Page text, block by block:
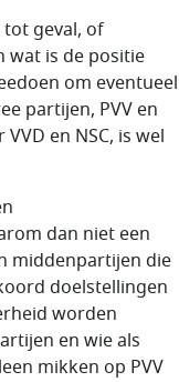
tot geval, of
wat is de positie
om eventueel
partijen, PVV en
en NSC, is wel
dan niet een
middenpartijen die
doelstellingen
worden
en wie als
mikken op PVV